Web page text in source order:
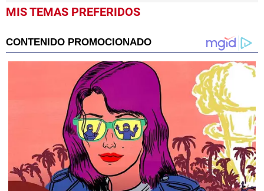
MIS TEMAS PREFERIDOS